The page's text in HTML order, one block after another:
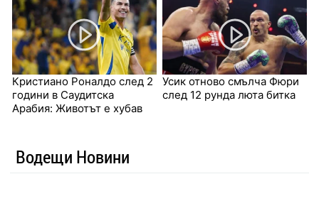
Кристиано Роналдо след 2
години в Саудитска
Арабия: Животът е хубав
Усик отново смълча Фюри
след 12 рунда люта битка
Водещи Новини